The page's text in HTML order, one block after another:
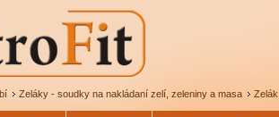
Zeláky - soudky na nakládaní zelí, zeleniny a masa